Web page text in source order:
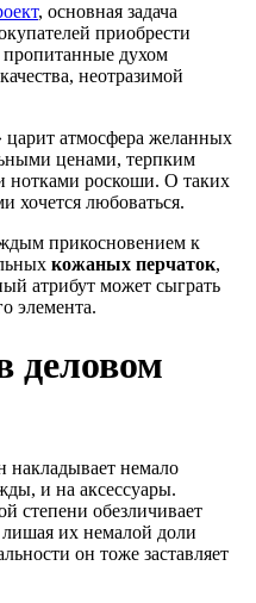
, основная задача
приобрести
духом
неотразимой
атмосфера желанных
ценами, терпким
нотками роскоши. О таких
хочется любоваться.
прикосновением к
кожаных перчаток,
атрибут может сыграть
элемента.
деловом
накладывает немало
и на аксессуары.
степени обезличивает
лишая их немалой доли
он тоже заставляет